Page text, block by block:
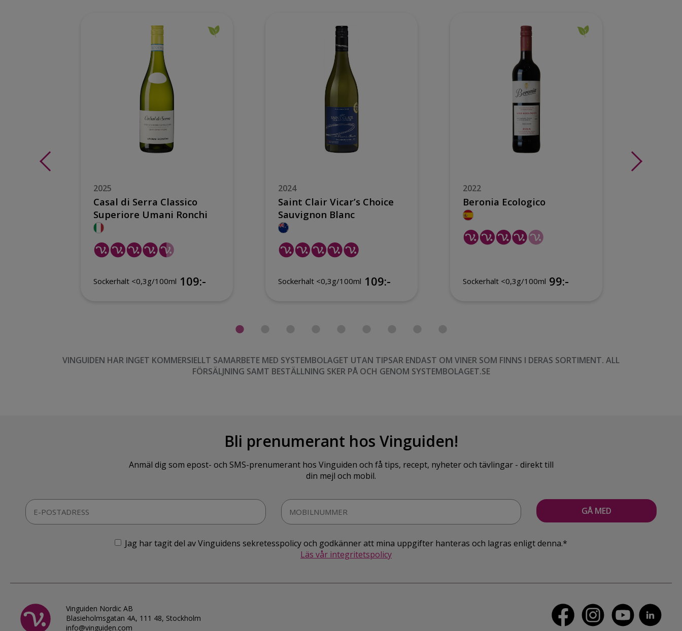
2025
Casal di Serra Classico
Superiore Umani Ronchi
Sockerhalt <0,3g/100ml 109:-
2024
Saint Clair Vicar’s Choice
Sauvignon Blanc
Sockerhalt <0,3g/100ml 109:-
2022
Beronia Ecologico
Sockerhalt <0,3g/100ml 99:-
VINGUIDEN HAR INGET KOMMERSIELLT SAMARBETE MED SYSTEMBOLAGET UTAN TIPSAR ENDAST OM VINER SOM FINNS I DERAS SORTIMENT. ALL
FÖRSÄLJNING SAMT BESTÄLLNING SKER PÅ OCH GENOM SYSTEMBOLAGET.SE
Bli prenumerant hos Vinguiden!
Anmäl dig som epost- och SMS-prenumerant hos Vinguiden och få tips, recept, nyheter och tävlingar - direkt till
din mejl och mobil.
Jag har tagit del av Vinguidens sekretesspolicy och godkänner att mina uppgifter hanteras och lagras enligt denna.*
Läs vår integritetspolicy
Vinguiden Nordic AB
Blasieholmsgatan 4A, 111 48, Stockholm
info@vinguiden.com